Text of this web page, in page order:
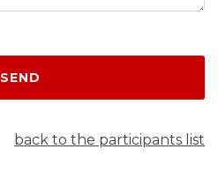
SEND
back to the participants list